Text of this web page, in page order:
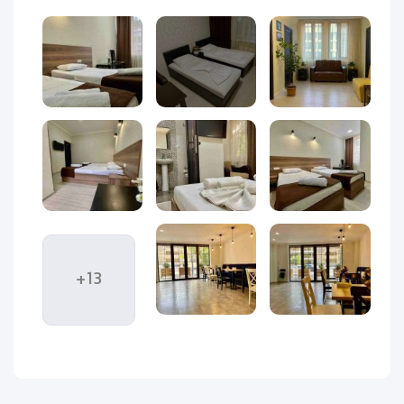
اگر به دنبال اقامتی راحت، تمیز و مقرون‌به‌صرفه در شهر زیبای
ایروان هستید،هتل مرین ایروان (Marin Hotel Yerevan)
یکی از
بهترین گزینه‌ها برای شماست. این هتل ۳ ستاره با طراحی ساده اما
مدرن، امکانات استاندارد و فضایی آرام، شرایطی ایده‌آل برای
استراحت و تجربه‌ای خوشایند در طول سفر به ارمنستان فراهم
می‌کند.
هتل مرین در منطقه‌ای مرکزی و دسترسی‌پذیر از شهر ایروان قرار
دارد؛ جایی که تنها چند دقیقه با جاذبه‌های معروف شهر مانند
میدان جمهوری، اپرا و مراکز خرید فاصله دارد. موقعیت جغرافیایی
مناسب این هتل باعث شده که مسافران بتوانند بدون نیاز به
تاکسی یا تور، به‌راحتی از جاذبه‌های اصلی شهر دیدن کنند.
فضای داخلی هتل با رنگ‌های گرم و دکور ساده طراحی شده تا
+13